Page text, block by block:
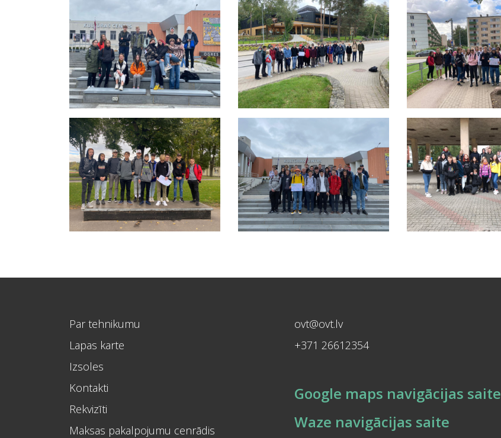
Par tehnikumu
Lapas karte
Izsoles
Kontakti
Rekvizīti
Maksas pakalpojumu cenrādis
ovt@ovt.lv
+371 26612354
Google maps navigācijas saite
Waze navigācijas saite